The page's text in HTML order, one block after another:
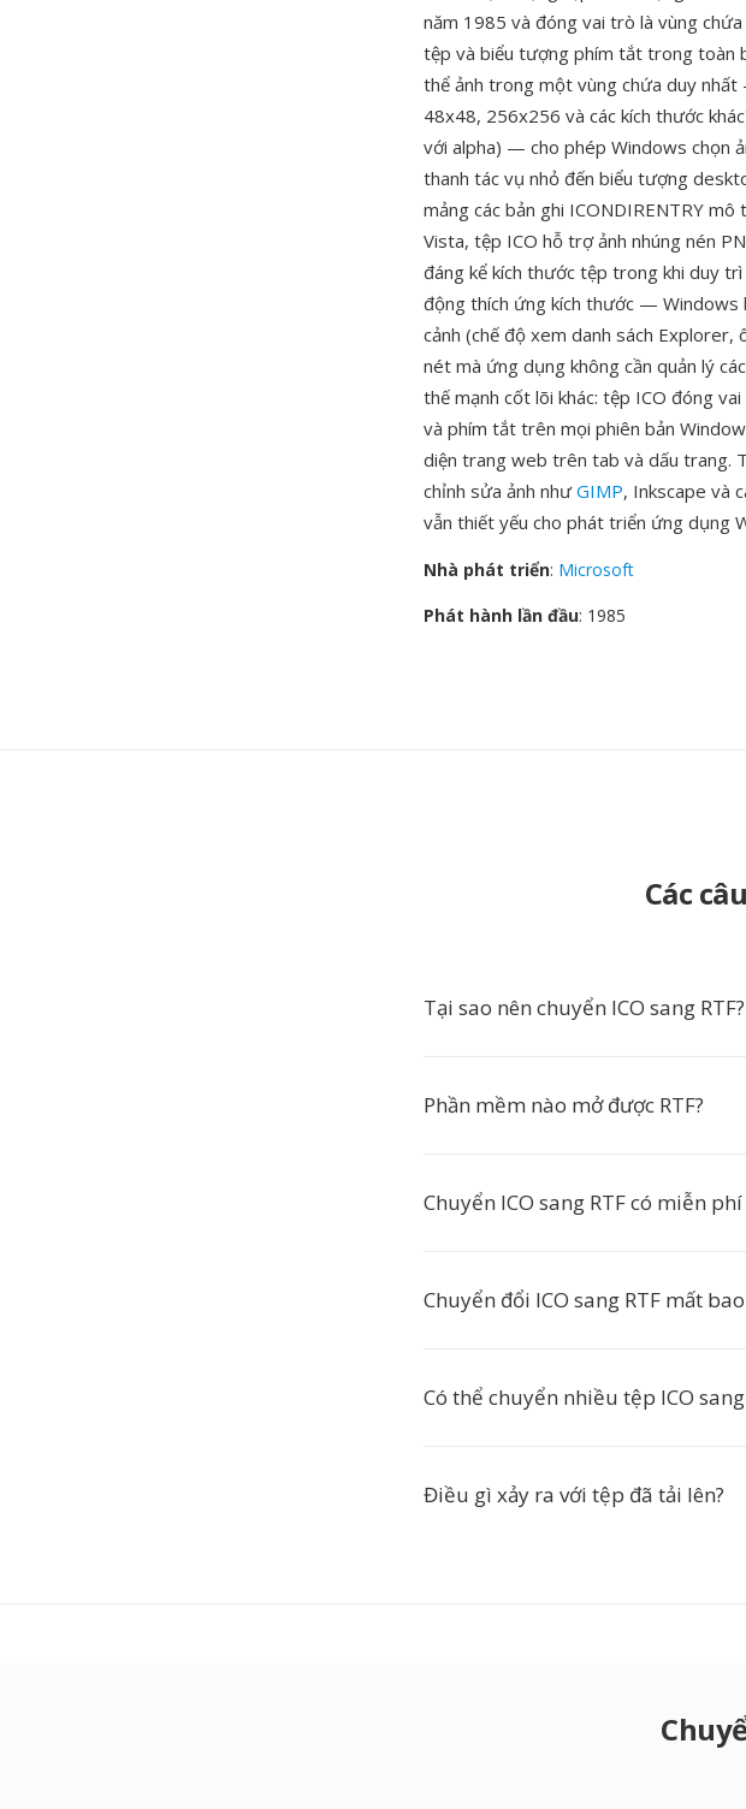
năm 1985 và đóng vai trò là vùng
tệp và biểu tượng phím tắt trong toàn
thể ảnh trong một vùng chứa duy
48x48, 256x256 và các kích thước
với alpha) — cho phép Windows chọn
thanh tác vụ nhỏ đến biểu tượng
mảng các bản ghi ICONDIRENTRY
Vista, tệp ICO hỗ trợ ảnh nhúng nén
đáng kể kích thước tệp trong khi duy
động thích ứng kích thước — Windows
cảnh (chế độ xem danh sách
nét mà ứng dụng không cần quản lý
thế mạnh cốt lõi khác: tệp ICO đóng
và phím tắt trên mọi phiên bản
diện trang web trên tab và dấu trang.
chỉnh sửa ảnh nhưGIMP, Inkscape và
vẫn thiết yếu cho phát triển ứng dụng
Nhà phát triển: Microsoft
Phát hành lần đầu: 1985
Các
Tại sao nên chuyển ICO sang RTF?
Phần mềm nào mở được RTF?
Chuyển ICO sang RTF có miễn
Chuyển đổi ICO sang RTF mất
Có thể chuyển nhiều tệp ICO
Điều gì xảy ra với tệp đã tải lên?